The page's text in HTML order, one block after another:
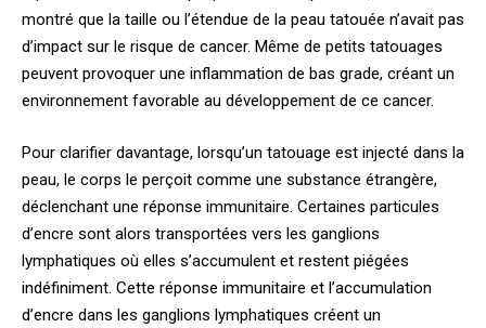
montré que la taille ou l’étendue de la peau tatouée n’avait pas
d’impact sur le risque de cancer. Même de petits tatouages
peuvent provoquer une inflammation de bas grade, créant un
environnement favorable au développement de ce cancer.
Pour clarifier davantage, lorsqu’un tatouage est injecté dans la
peau, le corps le perçoit comme une substance étrangère,
déclenchant une réponse immunitaire. Certaines particules
d’encre sont alors transportées vers les ganglions
lymphatiques où elles s’accumulent et restent piégées
indéfiniment. Cette réponse immunitaire et l’accumulation
d’encre dans les ganglions lymphatiques créent un